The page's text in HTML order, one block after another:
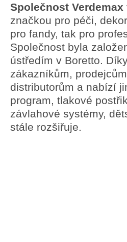
Společnost Verdemax
značkou pro péči,
pro fandy, tak pro
Společnost byla
ústředím v Boretto.
zákazníkům,
distributorům a nabízí
program, tlakové
závlahové systémy,
stále rozšiřuje.